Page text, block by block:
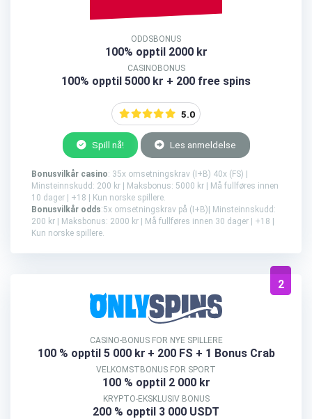
ODDSBONUS
100% opptil 2000 kr
CASINOBONUS
100% opptil 5000 kr + 200 free spins
5.0
Spill nå! Les anmeldelse
Bonusvilkår casino: 35x omsetningskrav (I+B) 40x (FS) |
Minsteinnskudd: 200 kr | Maksbonus: 5000 kr | Må fullføres innen
10 dager | +18 | Kun norske spillere.
Bonusvilkår odds:5x omsetningskrav på (I+B)| Minsteinnskudd:
200 kr | Maksbonus: 2000 kr | Må fullføres innen 30 dager | +18 |
Kun norske spillere.
2
CASINO-BONUS FOR NYE SPILLERE
100 % opptil 5 000 kr + 200 FS + 1 Bonus Crab
VELKOMSTBONUS FOR SPORT
100 % opptil 2 000 kr
KRYPTO-EKSKLUSIV BONUS
200 % opptil 3 000 USDT